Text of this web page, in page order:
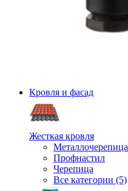
Кровля и фасад
Жесткая кровля
Металлочерепица
Профнастил
Черепица
Все категории (5)